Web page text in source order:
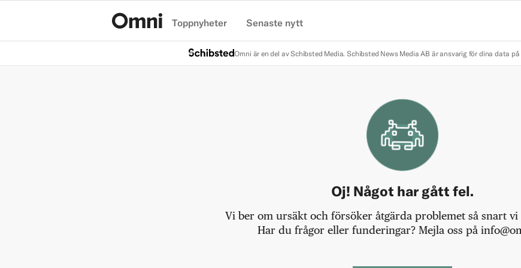
Toppnyheter Senaste nytt
Omni är en del av Schibsted Media. Schibsted News Media AB är ansvarig för dina data
Oj! Något har gått fel.
Vi ber om ursäkt och försöker åtgärda problemet så snart
Har du frågor eller funderingar? Mejla oss på